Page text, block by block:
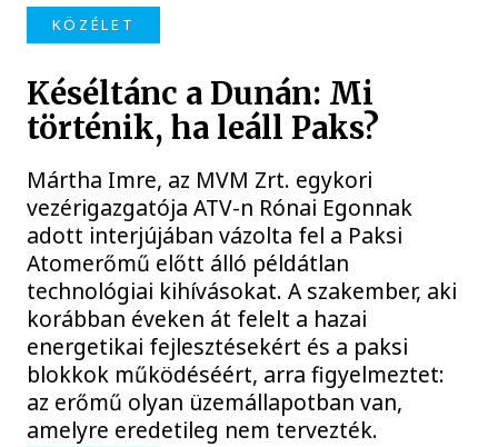
KÖZÉLET
Késéltánc a Dunán: Mi
történik, ha leáll Paks?
Mártha Imre, az MVM Zrt. egykori
vezérigazgatója ATV-n Rónai Egonnak
adott interjújában vázolta fel a Paksi
Atomerőmű előtt álló példátlan
technológiai kihívásokat. A szakember, aki
korábban éveken át felelt a hazai
energetikai fejlesztésekért és a paksi
blokkok működéséért, arra figyelmeztet:
az erőmű olyan üzemállapotban van,
amelyre eredetileg nem tervezték.